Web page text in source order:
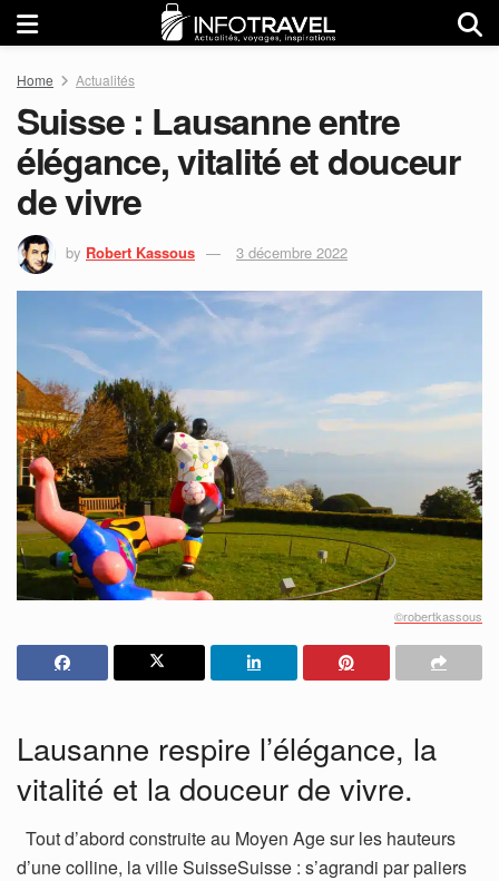
Home Actualités
Suisse : Lausanne entre
élégance, vitalité et douceur
de vivre
by Robert Kassous 3 décembre 2022
©robertkassous
Lausanne respire l’élégance, la
vitalité et la douceur de vivre.
Tout d’abord construite au Moyen Age sur les hauteurs
d’une colline, la ville SuisseSuisse : s’agrandi par paliers